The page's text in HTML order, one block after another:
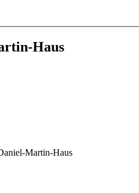
Haus
Martin-Haus